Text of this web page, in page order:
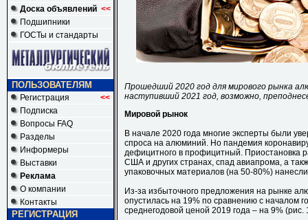
Доска объявлений <<
Подшипники
ГОСТы и стандарты
ПОЛЬЗОВАТЕЛЯМ
Регистрация <<
Подписка
Вопросы FAQ
Разделы
Информеры
Выставки
Реклама
О компании
Контакты
РЕГИСТРАЦИЯ
Прошедший 2020 год для мирового рынка
наступивший 2021 год, возможно,
Мировой рынок
В начале 2020 года многие эксперты были
спроса на алюминий. Но пандемия
дефицитного в профицитный. Приостановка
США и других странах, спад авиапрома, а
упаковочных материалов (на 50-80%)
Из-за избыточного предложения на рынке
опустилась на 19% по сравнению с началом
среднегодовой ценой 2019 года – на 9% (рис.